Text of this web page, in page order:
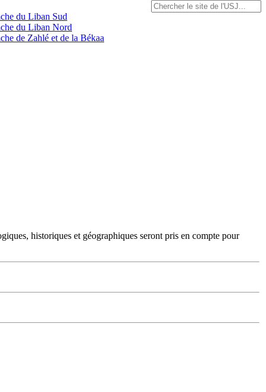
du Liban Sud
du Liban Nord
de Zahlé et de la Békaa
historiques et géographiques seront pris en compte pour